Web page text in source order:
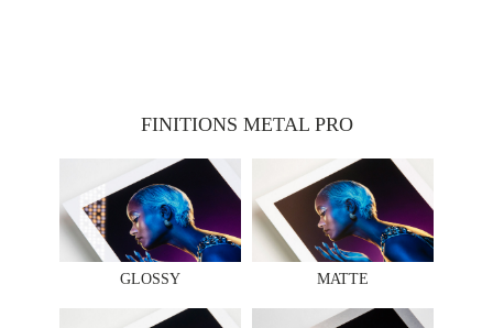
FINITIONS METAL PRO
GLOSSY MATTE